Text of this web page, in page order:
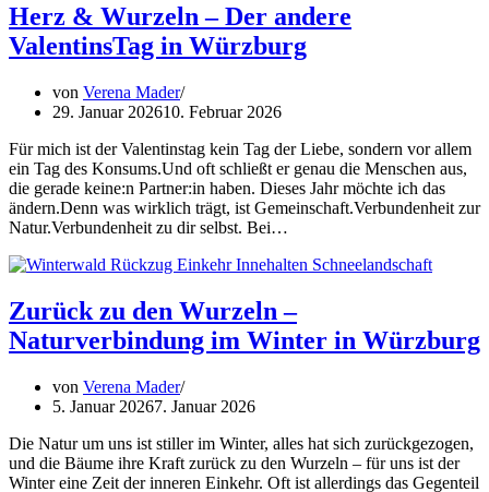
Herz & Wurzeln – Der andere
ValentinsTag in Würzburg
von Verena Mader
29. Januar 202610. Februar 2026
Für mich ist der Valentinstag kein Tag der Liebe, sondern vor allem
ein Tag des Konsums.Und oft schließt er genau die Menschen aus,
die gerade keine:n Partner:in haben. Dieses Jahr möchte ich das
ändern.Denn was wirklich trägt, ist Gemeinschaft.Verbundenheit zur
Natur.Verbundenheit zu dir selbst. Bei…
Zurück zu den Wurzeln –
Naturverbindung im Winter in Würzburg
von Verena Mader
5. Januar 20267. Januar 2026
Die Natur um uns ist stiller im Winter, alles hat sich zurückgezogen,
und die Bäume ihre Kraft zurück zu den Wurzeln – für uns ist der
Winter eine Zeit der inneren Einkehr. Oft ist allerdings das Gegenteil